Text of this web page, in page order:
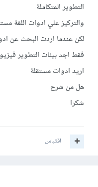
التطوير المتكاملة
والتركيز علي ادوات اللغة
لكن عندما اردت البحث عن
فقط اجد بيئات التطوير
اريد ادوات مستقلة
هل من شرح
شكرا
اقتباس